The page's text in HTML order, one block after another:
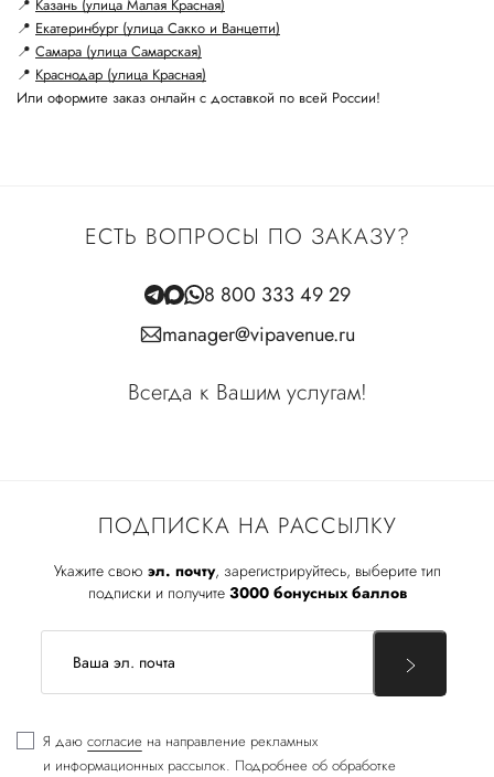
📍 Казань (улица Малая Красная)
📍 Екатеринбург (улица Сакко и Ванцетти)
📍 Самара (улица Самарская)
📍 Краснодар (улица Красная)
Или оформите заказ онлайн с доставкой по всей России!
ПОДПИСКА НА РАССЫЛКУ
Укажите свою эл. почту, зарегистрируйтесь, выберите тип
подписки и получите 3000 бонусных баллов
Я даю согласие на направление рекламных
и информационных рассылок. Подробнее об обработке
ЕСТЬ ВОПРОСЫ ПО ЗАКАЗУ?
8 800 333 49 29
manager@vipavenue.ru
Всегда к Вашим услугам!